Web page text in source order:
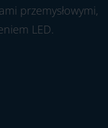
przemysłowymi,
LED.